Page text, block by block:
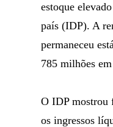
estoque
país (IDP). A
permaneceu
785 milhões
O IDP mostrou
os ingressos